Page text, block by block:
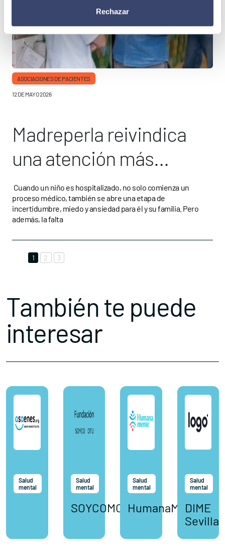
Rechazar
ASOCIACIONES DE PACIENTES
12 DE MAYO 2026
Madreperla reivindica
una atención más
humana en UCIS
pediátricas
Cuando un niño es hospitalizado, no solo comienza un
proceso médico, también se abre una etapa de
incertidumbre, miedo y ansiedad para él y su familia. Pero
además, la falta
1 2 3
También te puede
interesar
Salud
mental
Salud
mental
SOYCOMOTU
Salud
mental
HumanaMente
Salud
mental
DIME
Sevilla